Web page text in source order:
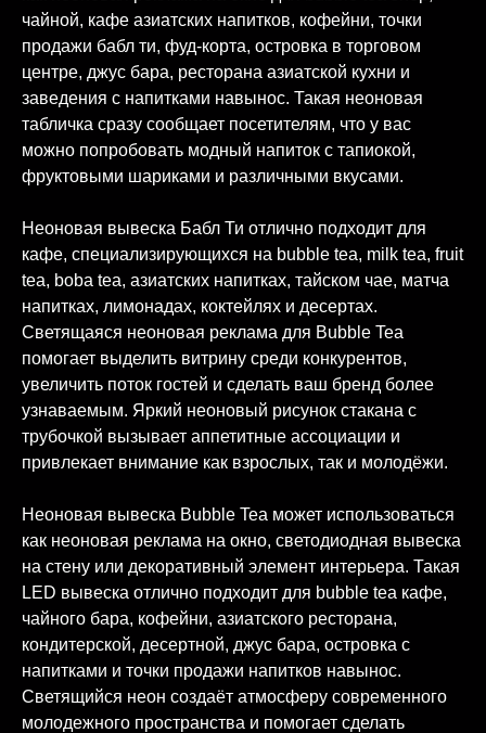
чайной, кафе азиатских напитков, кофейни, точки
продажи бабл ти, фуд-корта, островка в торговом
центре, джус бара, ресторана азиатской кухни и
заведения с напитками навынос. Такая неоновая
табличка сразу сообщает посетителям, что у вас
можно попробовать модный напиток с тапиокой,
фруктовыми шариками и различными вкусами.
Неоновая вывеска Бабл Ти отлично подходит для
кафе, специализирующихся на bubble tea, milk tea, fruit
tea, boba tea, азиатских напитках, тайском чае, матча
напитках, лимонадах, коктейлях и десертах.
Светящаяся неоновая реклама для Bubble Tea
помогает выделить витрину среди конкурентов,
увеличить поток гостей и сделать ваш бренд более
узнаваемым. Яркий неоновый рисунок стакана с
трубочкой вызывает аппетитные ассоциации и
привлекает внимание как взрослых, так и молодёжи.
Неоновая вывеска Bubble Tea может использоваться
как неоновая реклама на окно, светодиодная вывеска
на стену или декоративный элемент интерьера. Такая
LED вывеска отлично подходит для bubble tea кафе,
чайного бара, кофейни, азиатского ресторана,
кондитерской, десертной, джус бара, островка с
напитками и точки продажи напитков навынос.
Светящийся неон создаёт атмосферу современного
молодежного пространства и помогает сделать